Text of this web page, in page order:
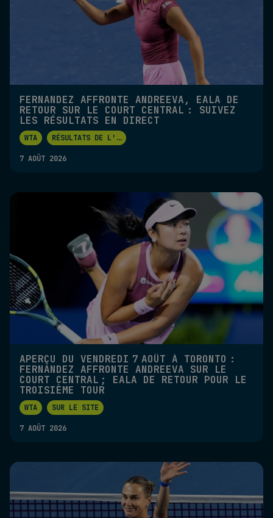
FERNANDEZ AFFRONTE ANDREEVA, EALA DE
RETOUR SUR LE COURT CENTRAL : SUIVEZ
LES RÉSULTATS EN DIRECT
WTA RÉSULTATS DE L' ...
7 AOÛT 2026
APERÇU DU VENDREDI 7 AOÛT À TORONTO :
FERNANDEZ AFFRONTE ANDREEVA SUR LE
COURT CENTRAL ; EALA DE RETOUR POUR LE
TROISIÈME TOUR
WTA SUR LE SITE
7 AOÛT 2026